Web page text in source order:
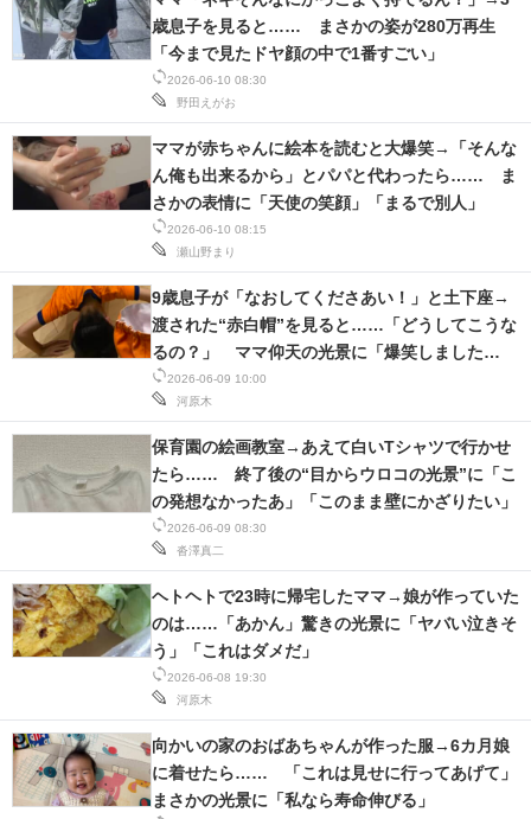
2026-06-10 08:30
野田えがお
歳息子を見ると…… まさかの姿が280万再生
「今まで見たドヤ顔の中で1番すごい」
2026-06-10 08:15
瀬山野まり
ママが赤ちゃんに絵本を読むと大爆笑→「そんな
ん俺も出来るから」とパパと代わったら…… ま
さかの表情に「天使の笑顔」「まるで別人」
2026-06-09 10:00
河原木
9歳息子が「なおしてくださあい！」と土下座→
渡された“赤白帽”を見ると……「どうしてこうな
るの？」 ママ仰天の光景に「爆笑しました
ww」
2026-06-09 08:30
沓澤真二
保育園の絵画教室→あえて白いTシャツで行かせ
たら…… 終了後の“目からウロコの光景”に「こ
の発想なかったあ」「このまま壁にかざりたい」
2026-06-08 19:30
河原木
ヘトヘトで23時に帰宅したママ→娘が作っていた
のは……「あかん」驚きの光景に「ヤバい泣きそ
う」「これはダメだ」
向かいの家のおばあちゃんが作った服→6カ月娘
に着せたら…… 「これは見せに行ってあげて」
まさかの光景に「私なら寿命伸びる」